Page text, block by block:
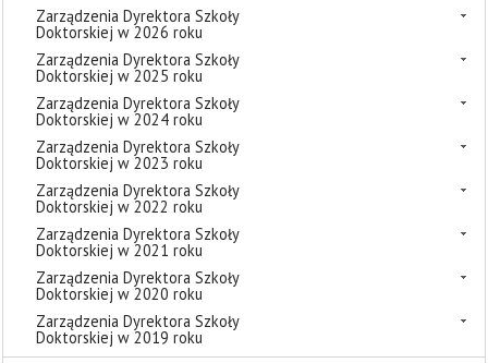
Zarządzenia Dyrektora Szkoły
Doktorskiej w 2026 roku
Zarządzenia Dyrektora Szkoły
Doktorskiej w 2025 roku
Zarządzenia Dyrektora Szkoły
Doktorskiej w 2024 roku
Zarządzenia Dyrektora Szkoły
Doktorskiej w 2023 roku
Zarządzenia Dyrektora Szkoły
Doktorskiej w 2022 roku
Zarządzenia Dyrektora Szkoły
Doktorskiej w 2021 roku
Zarządzenia Dyrektora Szkoły
Doktorskiej w 2020 roku
Zarządzenia Dyrektora Szkoły
Doktorskiej w 2019 roku